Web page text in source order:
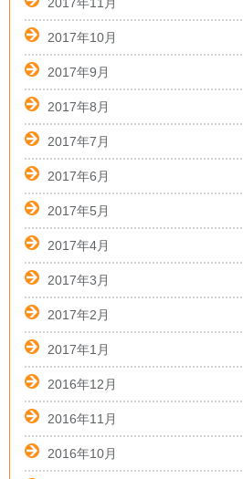
2017年10月
2017年9月
2017年8月
2017年7月
2017年6月
2017年5月
2017年4月
2017年3月
2017年2月
2017年1月
2016年12月
2016年11月
2016年10月